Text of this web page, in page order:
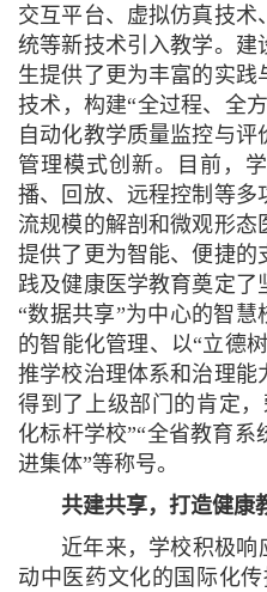
交互平台、虚拟仿真技术
统等新技术引入教学。建
生提供了更为丰富的实践
技术，构建“全过程、全
自动化教学质量监控与
管理模式创新。目前，
播、回放、远程控制等多
流规模的解剖和微观形态
提供了更为智能、便捷的
践及健康医学教育奠定了
“数据共享”为中心的智
的智能化管理、以“立德
推学校治理体系和治理能
得到了上级部门的肯定
化标杆学校”“全省教育
进集体”等称号。
共建共享，打造健康
近年来，学校积极响
动中医药文化的国际化